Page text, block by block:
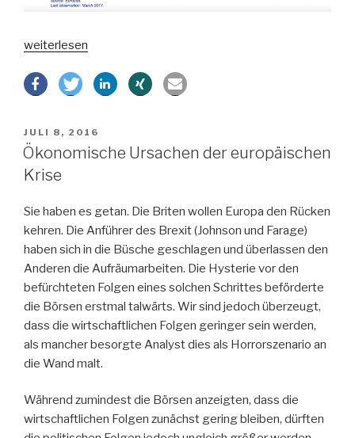
„Erneut
Alarm
weiterlesen
VERÖFFENTLICHT
AM
JULI 8, 2016
Ökonomische Ursachen der europäischen
Krise
Sie haben es getan. Die Briten wollen Europa den Rücken
kehren. Die Anführer des Brexit (Johnson und Farage)
haben sich in die Büsche geschlagen und überlassen den
Anderen die Aufräumarbeiten. Die Hysterie vor den
befürchteten Folgen eines solchen Schrittes beförderte
die Börsen erstmal talwärts. Wir sind jedoch überzeugt,
dass die wirtschaftlichen Folgen geringer sein werden,
als mancher besorgte Analyst dies als Horrorszenario an
die Wand malt.
Während zumindest die Börsen anzeigten, dass die
wirtschaftlichen Folgen zunächst gering bleiben, dürften